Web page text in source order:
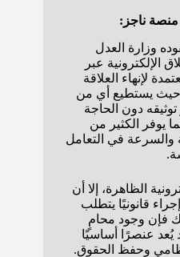
منصة ناجز:
وزارة العدل
الإلكترونية عبر
لإنهاء العلاقة
حيث يستطيع أي من
دون الحاجة
يوفر الكثير من
والسرعة في التعامل
الظاهرة، إلا أن
قانونيًا يتطلب
فإن وجود محامٍ
عنصرًا أساسيًا
وحفظ الحقوق.